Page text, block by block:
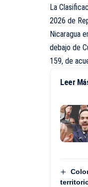
La
2026 de
Nicaragua
debajo de
159, de
Leer